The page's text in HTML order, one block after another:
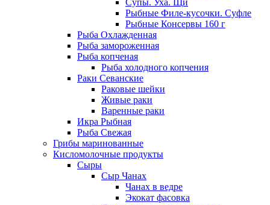
Супы. Уха. Щи
Рыбные Филе-кусочки. Суфле
Рыбные Консервы 160 г
Рыба Охлажденная
Рыба замороженная
Рыба копченая
Рыба холодного копчения
Раки Севанские
Раковые шейки
Живые раки
Варенные раки
Икра Рыбная
Рыба Свежая
Грибы маринованные
Кисломолочные продукты
Сыры
Сыр Чанах
Чанах в ведре
Экокат фасовка